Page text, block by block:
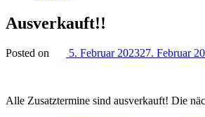
Ausverkauft!!
Posted on 5. Februar 202327. Februar
Alle Zusatztermine sind ausverkauft! Die